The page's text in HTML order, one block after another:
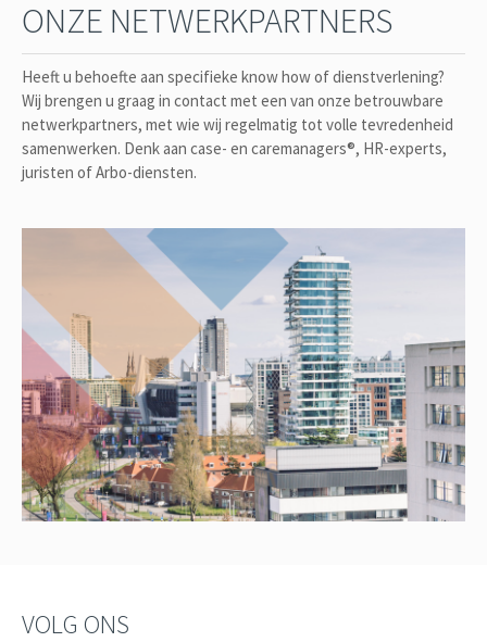
ONZE NETWERKPARTNERS
Heeft u behoefte aan specifieke know how of dienstverlening?
Wij brengen u graag in contact met een van onze betrouwbare
netwerkpartners, met wie wij regelmatig tot volle tevredenheid
samenwerken. Denk aan case- en caremanagers®, HR-experts,
juristen of Arbo-diensten.
VOLG ONS